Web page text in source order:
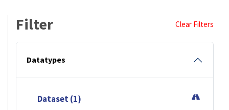
Filter Clear Filters
Datatypes
Dataset (1)